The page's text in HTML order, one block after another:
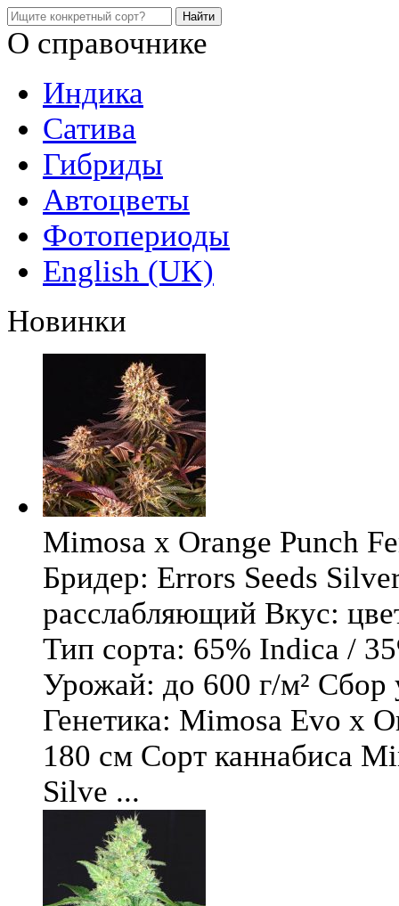
О справочнике
Индика
Сатива
Гибриды
Автоцветы
Фотопериоды
English (UK)
Новинки
Mimosa x Orange Punch
Бридер: Errors Seeds
расслабляющий Вкус:
Тип сорта: 65% Indica /
Урожай: до 600 г/м² Сбор
Генетика: Mimosa Evo x
180 см Сорт каннабиса
Silve ...